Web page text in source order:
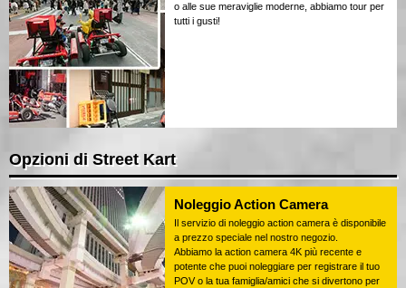
o alle sue meraviglie moderne, abbiamo tour per
tutti i gusti!
Opzioni di Street Kart
Noleggio Action Camera
Il servizio di noleggio action camera è disponibile
a prezzo speciale nel nostro negozio.
Abbiamo la action camera 4K più recente e
potente che puoi noleggiare per registrare il tuo
POV o la tua famiglia/amici che si divertono per